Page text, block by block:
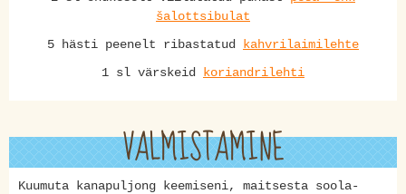
šalottsibulat
5 hästi peenelt ribastatud
kahvrilaimilehte
1 sl värskeid
koriandrilehti
VALMISTAMINE
Kuumuta kanapuljong keemiseni, maitsesta soola-